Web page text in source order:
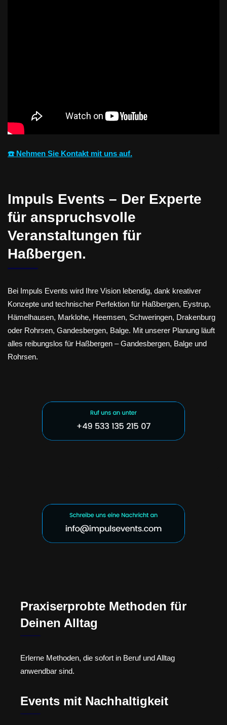
☎️ Nehmen Sie Kontakt mit uns auf.
Impuls Events – Der Experte
für anspruchsvolle
Veranstaltungen für
Haßbergen.
Bei Impuls Events wird Ihre Vision lebendig, dank kreativer
Konzepte und technischer Perfektion für Haßbergen, Eystrup,
Hämelhausen, Marklohe, Heemsen, Schweringen, Drakenburg
oder Rohrsen, Gandesbergen, Balge. Mit unserer Planung läuft
alles reibungslos für Haßbergen – Gandesbergen, Balge und
Rohrsen.
Praxiserprobte Methoden für
Deinen Alltag
Erlerne Methoden, die sofort in Beruf und Alltag
anwendbar sind.
Events mit Nachhaltigkeit